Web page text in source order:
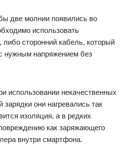
две молнии появились во
использовать
сторонний кабель, который
нужным напряжением без
использовании некачественных
они нагревались так
изоляция, а в редких
как заряжающего
внутри смартфона.